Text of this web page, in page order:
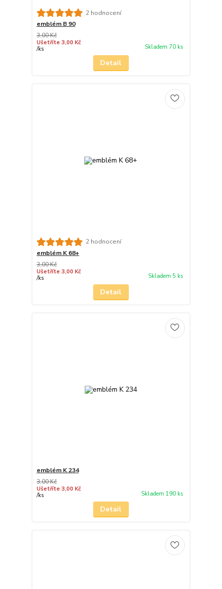
2 hodnocení
emblém B 90
3,00 Kč
Ušetříte 3,00 Kč
/ks Skladem 70 ks
Detail
2 hodnocení
emblém K 68+
3,00 Kč
Ušetříte 3,00 Kč
/ks Skladem 5 ks
Detail
emblém K 234
3,00 Kč
Ušetříte 3,00 Kč
/ks Skladem 190 ks
Detail